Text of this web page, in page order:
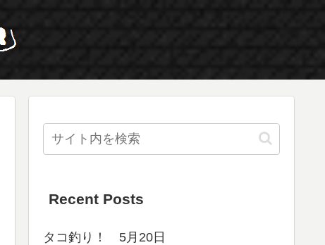
Recent Posts
タコ釣り！ 5月20日